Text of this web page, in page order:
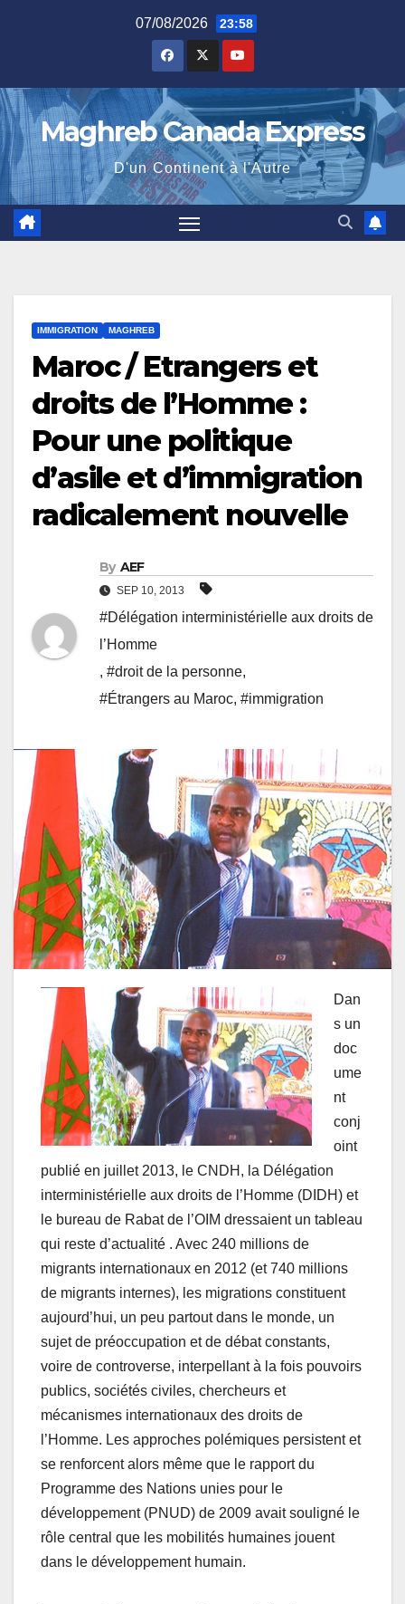
07/08/2026 23:58
Maghreb Canada Express
D'un Continent à l'Autre
IMMIGRATION MAGHREB
Maroc / Etrangers et
droits de l’Homme :
Pour une politique
d’asile et d’immigration
radicalement nouvelle
By AEF
SEP 10, 2013
#Délégation interministérielle aux droits de
l’Homme
, #droit de la personne,
#Étrangers au Maroc, #immigration
Dan
s un
doc
ume
nt
conj
oint
publié en juillet 2013, le CNDH, la Délégation
interministérielle aux droits de l’Homme (DIDH) et
le bureau de Rabat de l’OIM dressaient un tableau
qui reste d’actualité . Avec 240 millions de
migrants internationaux en 2012 (et 740 millions
de migrants internes), les migrations constituent
aujourd’hui, un peu partout dans le monde, un
sujet de préoccupation et de débat constants,
voire de controverse, interpellant à la fois pouvoirs
publics, sociétés civiles, chercheurs et
mécanismes internationaux des droits de
l’Homme. Les approches polémiques persistent et
se renforcent alors même que le rapport du
Programme des Nations unies pour le
développement (PNUD) de 2009 avait souligné le
rôle central que les mobilités humaines jouent
dans le développement humain.